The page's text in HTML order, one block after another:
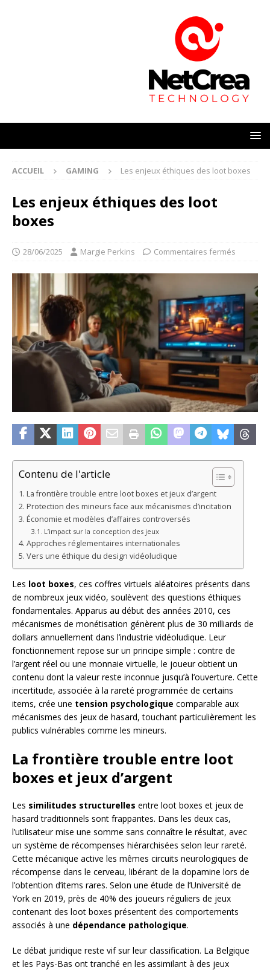
ACCUEIL GAMING Les enjeux éthiques des loot boxes
Les enjeux éthiques des loot
boxes
28/06/2025 Margie Perkins Commentaires fermés
Contenu de l'article
La frontière trouble entre loot boxes et jeux d’argent
Protection des mineurs face aux mécanismes d’incitation
Économie et modèles d’affaires controversés
L’impact sur la conception des jeux
Approches réglementaires internationales
Vers une éthique du design vidéoludique
Les loot boxes, ces coffres virtuels aléatoires présents dans
de nombreux jeux vidéo, soulèvent des questions éthiques
fondamentales. Apparus au début des années 2010, ces
mécanismes de monétisation génèrent plus de 30 milliards de
dollars annuellement dans l’industrie vidéoludique. Leur
fonctionnement repose sur un principe simple : contre de
l’argent réel ou une monnaie virtuelle, le joueur obtient un
contenu dont la valeur reste inconnue jusqu’à l’ouverture. Cette
incertitude, associée à la rareté programmée de certains
items, crée une tension psychologique comparable aux
mécanismes des jeux de hasard, touchant particulièrement les
publics vulnérables comme les mineurs.
La frontière trouble entre loot
boxes et jeux d’argent
Les similitudes structurelles entre loot boxes et jeux de
hasard traditionnels sont frappantes. Dans les deux cas,
l’utilisateur mise une somme sans connaître le résultat, avec
un système de récompenses hiérarchisées selon leur rareté.
Cette mécanique active les mêmes circuits neurologiques de
récompense dans le cerveau, libérant de la dopamine lors de
l’obtention d’items rares. Selon une étude de l’Université de
York en 2019, près de 40% des joueurs réguliers de jeux
contenant des loot boxes présentent des comportements
associés à une dépendance pathologique.
Le débat juridique reste vif sur leur classification. La Belgique
et les Pays-Bas ont tranché en les assimilant à des jeux